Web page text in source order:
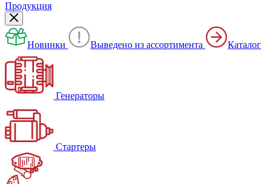
Продукция
Новинки Выведено из ассортимента Каталог
Генераторы
Стартеры